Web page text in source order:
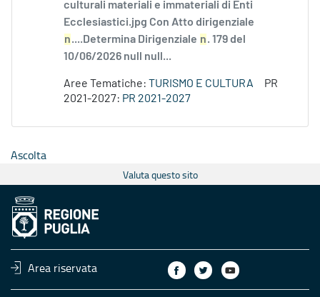
culturali materiali e immateriali di Enti
Ecclesiastici.jpg Con Atto dirigenziale
n....Determina Dirigenziale n. 179 del
10/06/2026 null null...
Aree Tematiche: TURISMO E CULTURA
PR
2021-2027: PR 2021-2027
Ascolta
Valuta questo sito
Area riservata